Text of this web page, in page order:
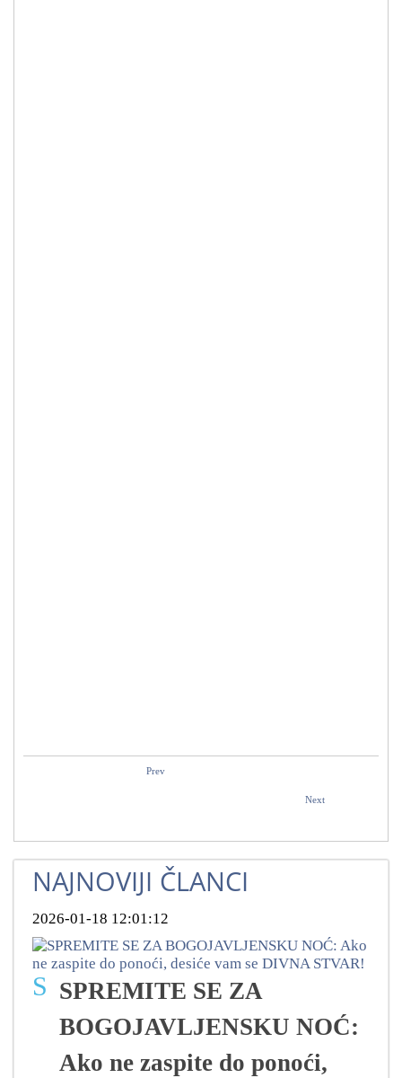
Prev
Next
NAJNOVIJI ČLANCI
2026-01-18 12:01:12
S SPREMITE SE ZA
BOGOJAVLJENSKU NOĆ:
Ako ne zaspite do ponoći,